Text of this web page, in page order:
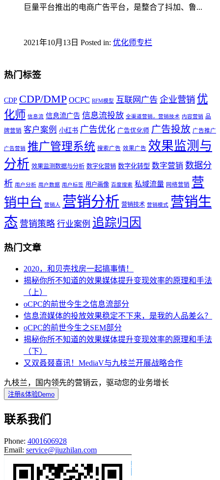
巨量平台推出的电商广告平台，是整合了抖加、鲁...
2021年10月13日 Posted in: 优化师专栏
热门标签
CDP CDP/DMP OCPC RFM模型 互联网广告 企业营销 优
化师 信息流 信息流广告 信息流投放 全渠道营销，营销技术 内容营销 品
牌营销 客户案例 小红书 广告优化 广告优化师 广告投放 广告推广
广告营销 推广管理系统 搜索广告 效果广告 效果监测与
分析 效果监测数据与分析 数字化营销 数字化转型 数字营销 数据分
析 用户分析 用户数据 用户标签 用户画像 百度搜索 私域流量 网络营销 营
销中台 营销人 营销分析 营销技术 营销模式 营销生
态 营销策略 行业案例 追踪归因
热门文章
2020，和贝壳找房一起搞事情！
揭秘你所不知道的效果媒体提升变现效率的原理和手法
（上）
oCPC的前世今生之信息流部分
信息流媒体的投放效果稳定不下来，是我的人品差么？
oCPC的前世今生之SEM部分
揭秘你所不知道的效果媒体提升变现效率的原理和手法
（下）
又双叒叕喜讯！MediaV与九枝兰开展战略合作
九枝兰，国内领先的营销云，驱动您的业务增长
注册&体验Demo
联系我们
Phone: 4001606928
Email: service@jiuzhilan.com